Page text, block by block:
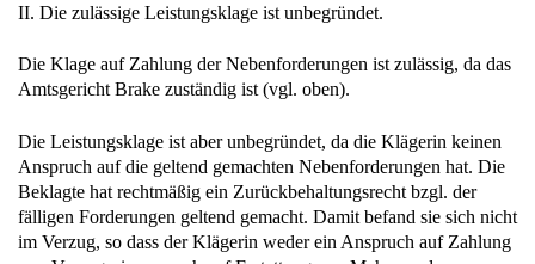
II. Die zulässige Leistungsklage ist unbegründet.
Die Klage auf Zahlung der Nebenforderungen ist zulässig, da das
Amtsgericht Brake zuständig ist (vgl. oben).
Die Leistungsklage ist aber unbegründet, da die Klägerin keinen
Anspruch auf die geltend gemachten Nebenforderungen hat. Die
Beklagte hat rechtmäßig ein Zurückbehaltungsrecht bzgl. der
fälligen Forderungen geltend gemacht. Damit befand sie sich nicht
im Verzug, so dass der Klägerin weder ein Anspruch auf Zahlung